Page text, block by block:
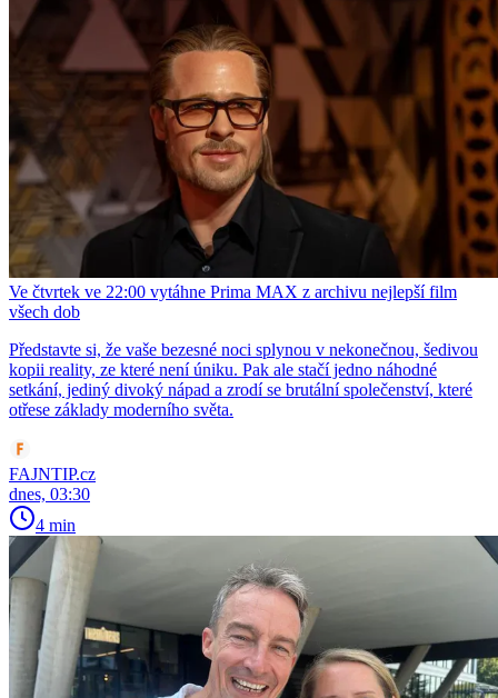
Ve čtvrtek ve 22:00 vytáhne Prima MAX z archivu nejlepší film
všech dob
Představte si, že vaše bezesné noci splynou v nekonečnou, šedivou
kopii reality, ze které není úniku. Pak ale stačí jedno náhodné
setkání, jediný divoký nápad a zrodí se brutální společenství, které
otřese základy moderního světa.
FAJNTIP.cz
dnes, 03:30
4 min